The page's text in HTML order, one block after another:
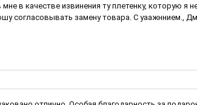
в качестве извинения ту плетенку, которую я
согласовывать замену товара. С уаажннием.,